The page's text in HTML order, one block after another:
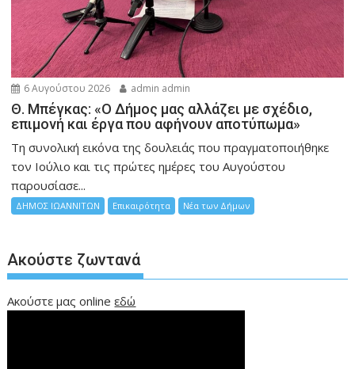
6 Αυγούστου 2026 admin admin
Θ. Μπέγκας: «Ο Δήμος μας αλλάζει με σχέδιο,
επιμονή και έργα που αφήνουν αποτύπωμα»
Τη συνολική εικόνα της δουλειάς που πραγματοποιήθηκε
τον Ιούλιο και τις πρώτες ημέρες του Αυγούστου
παρουσίασε...
ΔΗΜΟΣ ΙΩΑΝΝΙΤΩΝ Επικαιρότητα Νέα των Δήμων
Ακούστε ζωντανά
Ακούστε μας onlineεδώ